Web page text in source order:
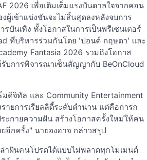
2026 เพื่อเติมเต็มแรงบันดาลใจจากคอน
ผู้เข้าแข่งขันจะไม่สิ้นสุดลงหลังจบการ
บันเทิง ทั้งโอกาสในการเป็นพรีเซนเตอร์
ที่บริหารร่วมกันโดย 'ปอนด์ กฤษดา' และ
Fantasia 2026 รวมถึงโอกาส
บการพิจารณาเซ็นสัญญากับ BeOnCloud
ดิจิทัล และ Community Entertainment
ายการเรียลลิตี้ระดับตำนาน แต่คือการก
กายความฝัน สร้างโอกาสครั้งใหม่ให้คน
อีกครั้ง" นายองอาจ กล่าวสรุป
าฝันคนโปรดได้แบบไม่พลาดทุกโมเมนต์